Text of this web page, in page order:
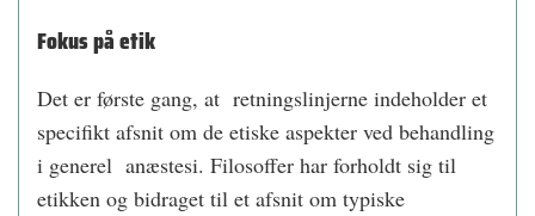
Fokus på etik
Det er første gang, at retningslinjerne indeholder et
specifikt afsnit om de etiske aspekter ved behandling
i generel anæstesi. Filosoffer har forholdt sig til
etikken og bidraget til et afsnit om typiske